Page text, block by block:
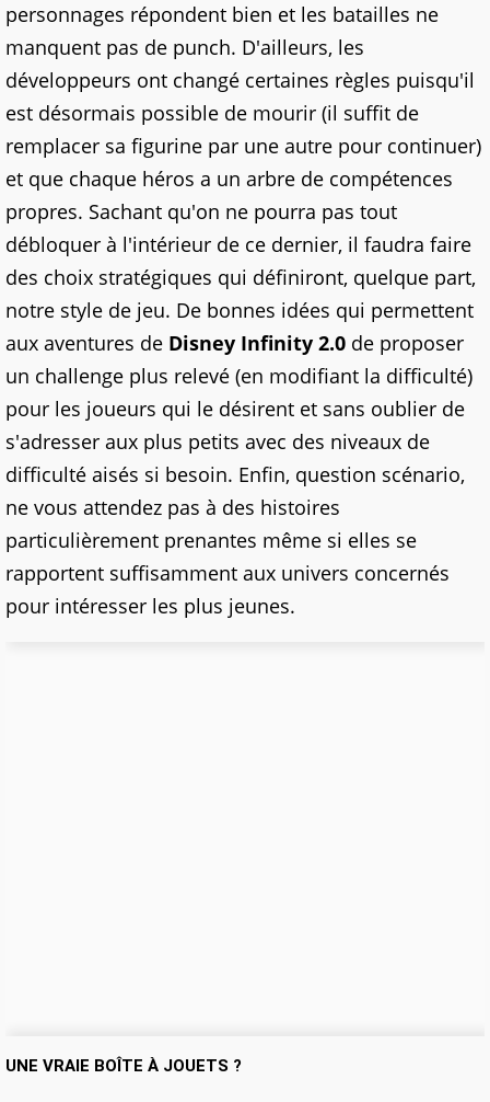
personnages répondent bien et les batailles ne
manquent pas de punch. D'ailleurs, les
développeurs ont changé certaines règles puisqu'il
est désormais possible de mourir (il suffit de
remplacer sa figurine par une autre pour continuer)
et que chaque héros a un arbre de compétences
propres. Sachant qu'on ne pourra pas tout
débloquer à l'intérieur de ce dernier, il faudra faire
des choix stratégiques qui définiront, quelque part,
notre style de jeu. De bonnes idées qui permettent
aux aventures de Disney Infinity 2.0 de proposer
un challenge plus relevé (en modifiant la difficulté)
pour les joueurs qui le désirent et sans oublier de
s'adresser aux plus petits avec des niveaux de
difficulté aisés si besoin. Enfin, question scénario,
ne vous attendez pas à des histoires
particulièrement prenantes même si elles se
rapportent suffisamment aux univers concernés
pour intéresser les plus jeunes.
UNE VRAIE BOÎTE À JOUETS ?